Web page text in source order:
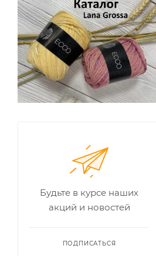
Будьте в курсе наших
акций и новостей
ПОДПИСАТЬСЯ